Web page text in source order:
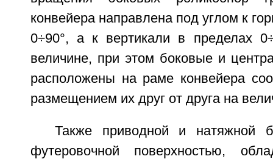
конвейера направлена под углом к
0÷90°, а к вертикали в пределах
величине, при этом боковые и
расположены на раме конвейера
размещением их друг от друга на
Также приводной и натяжной
футеровочной поверхностью,